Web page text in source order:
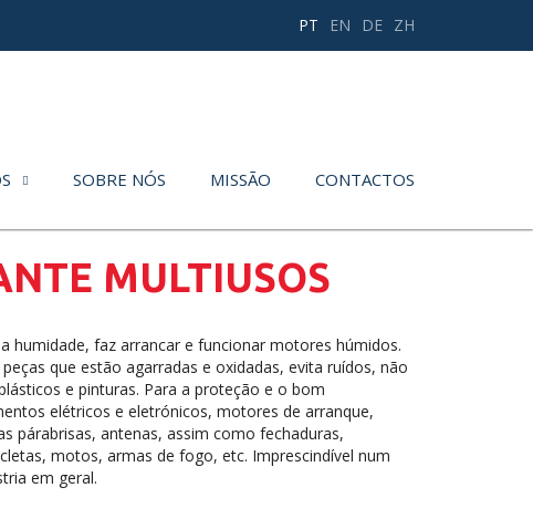
PT EN DE ZH
SOBRE NÓS MISSÃO CONTACTOS
MULTIUSOS
humidade, faz arrancar e funcionar motores húmidos.
que estão agarradas e oxidadas, evita ruídos, não
e pinturas. Para a proteção e o bom
elétricos e eletrónicos, motores de arranque,
párabrisas, antenas, assim como fechaduras,
motos, armas de fogo, etc. Imprescindível num
em geral.